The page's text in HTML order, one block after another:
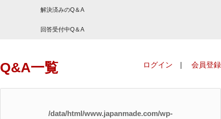
解決済みのQ＆A
回答受付中Q＆A
Q&A一覧 ログイン | 会員登録
/data/html/www.japanmade.com/wp-